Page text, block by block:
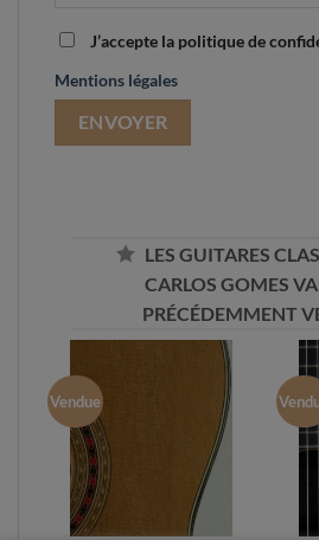
J’accepte la politique de
Mentions légales
LES GUITARES
CARLOS GOMES
PRÉCÉDEMMENT
Vendue